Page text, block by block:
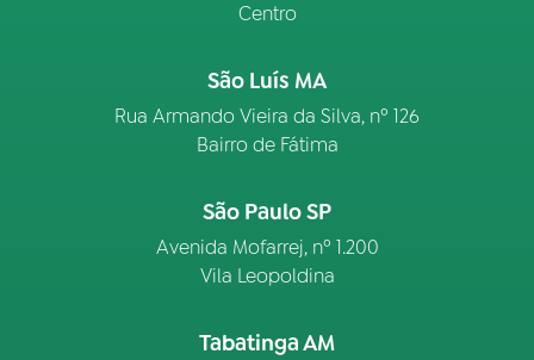
Centro
São Luís MA
Rua Armando Vieira da Silva, nº 126
Bairro de Fátima
São Paulo SP
Avenida Mofarrej, nº 1.200
Vila Leopoldina
Tabatinga AM